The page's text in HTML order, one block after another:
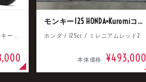
ホンダ / 160cc / パールスモーキーグレー
モンキー125 HONDA×Kuromiコラボ
ホンダ / 125cc / ミレニアムレッド2
本体価格 ¥493,000